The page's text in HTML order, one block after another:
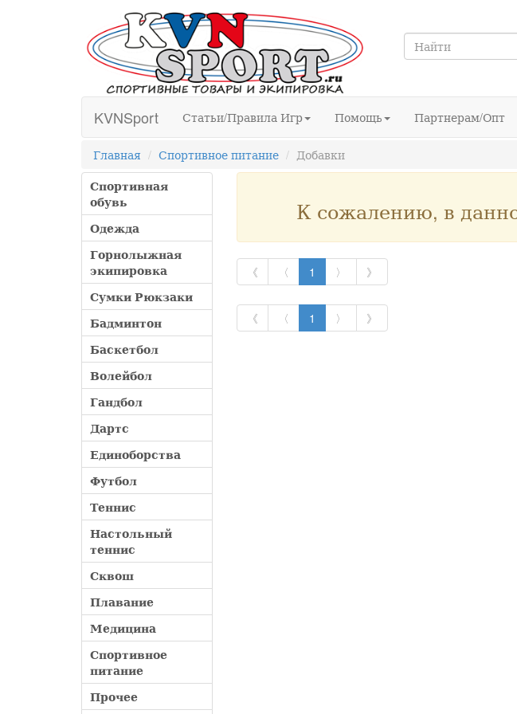
KVNSport Статьи/Правила Игр Помощь Партнерам/Опт
Главная Спортивное питание
Добавки
Спортивная
обувь
Одежда
Горнолыжная
экипировка
Сумки Рюкзаки
Бадминтон
Баскетбол
Волейбол
Гандбол
Дартс
Единоборства
Футбол
Теннис
Настольный
теннис
Сквош
Плавание
Медицина
Спортивное
питание
Прочее
К сожалению, в
《 〈 1 〉 》
《 〈 1 〉 》